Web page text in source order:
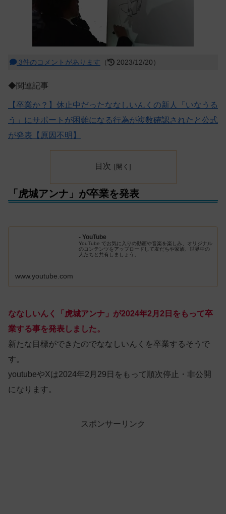
3件のコメントがあります （ 2023/12/20）
◆関連記事
【卒業か？】休止中だったななしいんくの新人「いなうる
う」にサポートが困難になる行為が複数確認されたと公式
が発表【原因不明】
目次
「虎城アンナ」が卒業を発表
- YouTube
YouTube でお気に入りの動画や音楽を楽しみ、オリジナル
のコンテンツをアップロードして友だちや家族、世界中の
人たちと共有しましょう。
www.youtube.com
ななしいんく「虎城アンナ」が2024年2月2日をもって卒
業する事を発表しました。
新たな目標ができたのでななしいんくを卒業するそうで
す。
youtubeやXは2024年2月29日をもって順次停止・非公開
になります。
スポンサーリンク